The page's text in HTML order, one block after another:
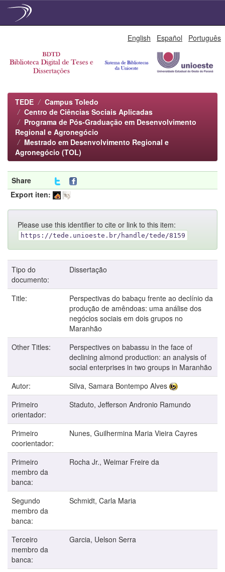
English Español Português
TEDE
Campus Toledo
Centro de Ciências Sociais Aplicadas
Programa de Pós-Graduação em Desenvolvimento
Regional e Agronegócio
Mestrado em Desenvolvimento Regional e
Agronegócio (TOL)
Share
Export iten:
Please use this identifier to cite or link to this item:
https://tede.unioeste.br/handle/tede/8159
Tipo do
documento:
Dissertação
Title:
Perspectivas do babaçu frente ao declínio da
produção de amêndoas: uma análise dos
negócios sociais em dois grupos no
Maranhão
Other Titles:
Perspectives on babassu in the face of
declining almond production: an analysis of
social enterprises in two groups in Maranhão
Autor:
Silva, Samara Bontempo Alves
Primeiro
orientador:
Staduto, Jefferson Andronio Ramundo
Primeiro
coorientador:
Nunes, Guilhermina Maria Vieira Cayres
Primeiro
membro da
banca:
Rocha Jr., Weimar Freire da
Segundo
membro da
banca:
Schmidt, Carla Maria
Terceiro
membro da
banca:
Garcia, Uelson Serra